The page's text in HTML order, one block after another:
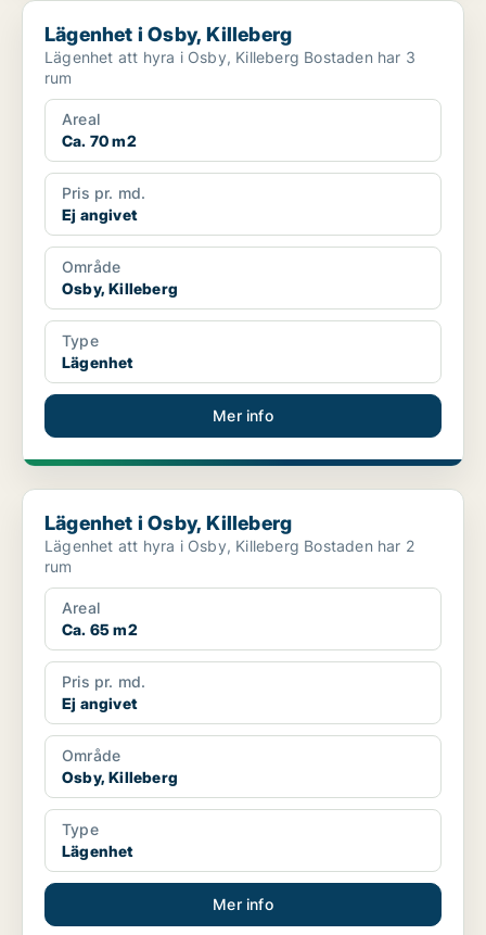
Lägenhet i Osby, Killeberg
Lägenhet i Osby, Killeberg
Lägenhet att hyra i Osby, Killeberg Bostaden har 3
rum
Areal
Ca. 70 m2
Pris pr. md.
Ej angivet
Område
Osby, Killeberg
Type
Lägenhet
Mer info
Lägenhet i Osby, Killeberg
Lägenhet i Osby, Killeberg
Lägenhet att hyra i Osby, Killeberg Bostaden har 2
rum
Areal
Ca. 65 m2
Pris pr. md.
Ej angivet
Område
Osby, Killeberg
Type
Lägenhet
Mer info